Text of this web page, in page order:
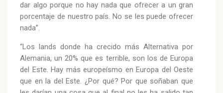
dar algo porque no hay nada que ofrecer a un gran
porcentaje de nuestro país. No se les puede ofrecer
nada”.
“Los lands donde ha crecido más Alternativa por
Alemania, un 20% que es terrible, son los de Europa
del Este. Hay más europeísmo en Europa del Oeste
que en la del Este. ¿Por qué? Por que soñaban que